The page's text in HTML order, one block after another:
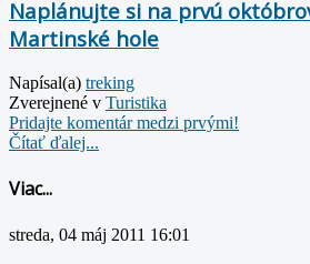
Naplánujte si na prvú
Martinské hole
Napísal(a) treking
Zverejnené v Turistika
Pridajte komentár medzi prvými!
Čítať ďalej...
Viac...
streda, 04 máj 2011 16:01